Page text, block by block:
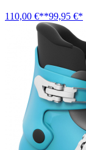
110,00 €**99,95 €*